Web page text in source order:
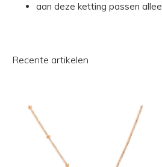
aan deze ketting passen
Recente artikelen